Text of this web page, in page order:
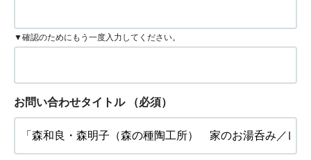
▼確認のためにもう一度入力してください。
お問い合わせタイトル （必須）